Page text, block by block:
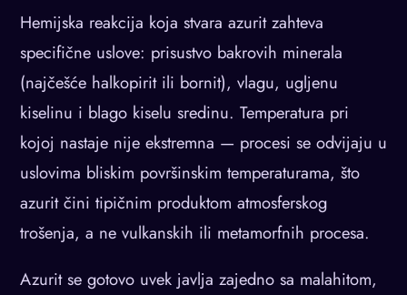
Hemijska reakcija koja stvara azurit zahteva
specifične uslove: prisustvo bakrovih minerala
(najčešće halkopirit ili bornit), vlagu, ugljenu
kiselinu i blago kiselu sredinu. Temperatura pri
kojoj nastaje nije ekstremna — procesi se odvijaju u
uslovima bliskim površinskim temperaturama, što
azurit čini tipičnim produktom atmosferskog
trošenja, a ne vulkanskih ili metamorfnih procesa.
Azurit se gotovo uvek javlja zajedno sa malahitom,